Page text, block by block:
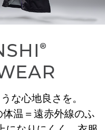
®
な心地良さを。
温＝遠赤外線のふ